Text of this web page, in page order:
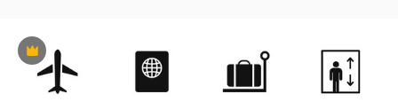
Premium